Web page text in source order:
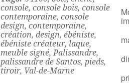
console, console bois, console
contemporaine, console
design, contemporaine,
création, design, ébéniste,
ébéniste créateur, laque,
meuble signé, Palissandre,
palissandre de Santos, pieds,
tiroir, Val-de-Marne